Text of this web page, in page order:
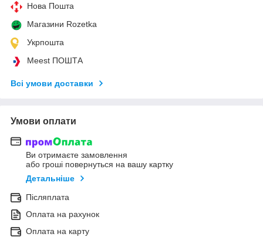
Нова Пошта
Магазини Rozetka
Укрпошта
Meest ПОШТА
Всі умови доставки
Умови оплати
Ви отримаєте замовлення
або гроші повернуться на вашу картку
Детальніше
Післяплата
Оплата на рахунок
Оплата на карту